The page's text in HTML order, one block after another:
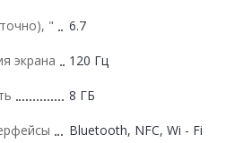
" 6.7
экрана 120 Гц
8 ГБ
Bluetooth, NFC, Wi - Fi